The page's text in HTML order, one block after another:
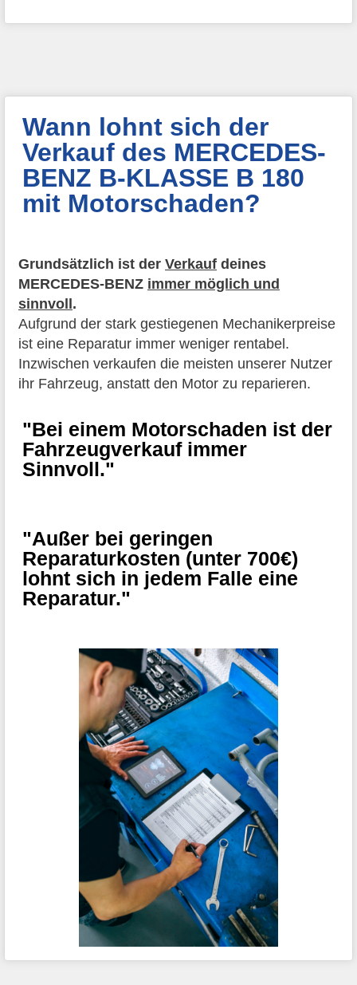
Wann lohnt sich der
Verkauf des MERCEDES-
BENZ B-KLASSE B 180
mit Motorschaden?
Grundsätzlich ist der Verkauf deines
MERCEDES-BENZ immer möglich und
sinnvoll .
Aufgrund der stark gestiegenen Mechanikerpreise
ist eine Reparatur immer weniger rentabel.
Inzwischen verkaufen die meisten unserer Nutzer
ihr Fahrzeug, anstatt den Motor zu reparieren.
"Bei einem Motorschaden ist der
Fahrzeugverkauf immer
Sinnvoll."
"Außer bei geringen
Reparaturkosten (unter 700€)
lohnt sich in jedem Falle eine
Reparatur."